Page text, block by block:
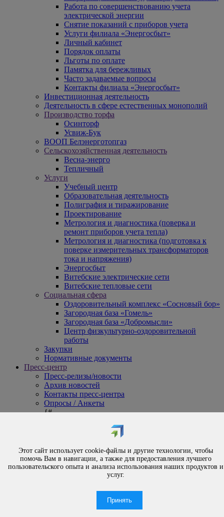
Работа по совершенствованию учета
электрической энергии
Снятие показаний с приборов учета
Услуги филиала «Энергосбыт»
Личный кабинет
Порядок оплаты
Льготы по оплате
Памятка для бережливых
Часто задаваемые вопросы
Контакты филиала «Энергосбыт»
Инвестиционная деятельность
Деятельность в сфере естественных монополий
Производство торфа
Осинторф
Усвиж-Бук
ВООП Белэнерготопгаз
Сельскохозяйственная деятельность
Весна-энерго
Тепличный
Услуги
Учебный центр
Образовательная деятельность
Полиграфия и тиражирование
Проектирование
Метрология и диагностика (поверка и
ремонт приборов учета тепла)
Метрология и диагностика (подготовка к
поверке измерительных трансформаторов
тока и напряжения)
Энергосбыт
Витебские электрические сети
Витебские тепловые сети
Социальная сфера
Оздоровительный комплекс «Сосновый бор»
Загородная база «Гомель»
Загородная база «Добромысли»
Центр физкультурно-оздоровительной
работы
Закупки
Нормативные документы
Пресс-центр
Пресс-релизы/новости
Архив новостей
Контакты пресс-центра
Опросы / Анкеты
{#
Порядок рассмотрения обращений
Личный приём
Электронные обращения
Вышестоящая организация
По вопросам отсутствия тепло- и
Этот сайт использует cookie-файлы и другие технологии, чтобы
помочь Вам в навигации, а также для предоставления лучшего
пользовательского опыта и анализа использования наших продуктов и
услуг.
Принять